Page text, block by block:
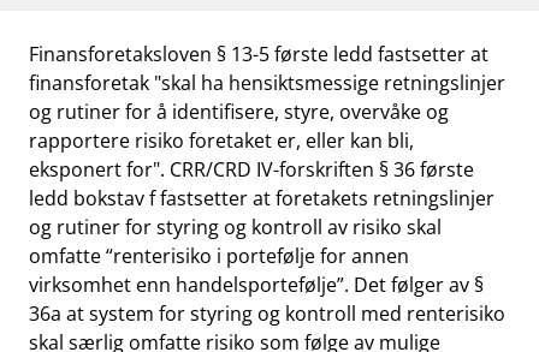
Finansforetaksloven § 13-5 første ledd fastsetter at
finansforetak "skal ha hensiktsmessige retningslinjer
og rutiner for å identifisere, styre, overvåke og
rapportere risiko foretaket er, eller kan bli,
eksponert for". CRR/CRD IV-forskriften § 36 første
ledd bokstav f fastsetter at foretakets retningslinjer
og rutiner for styring og kontroll av risiko skal
omfatte “renterisiko i portefølje for annen
virksomhet enn handelsportefølje”. Det følger av §
36a at system for styring og kontroll med renterisiko
skal særlig omfatte risiko som følge av mulige